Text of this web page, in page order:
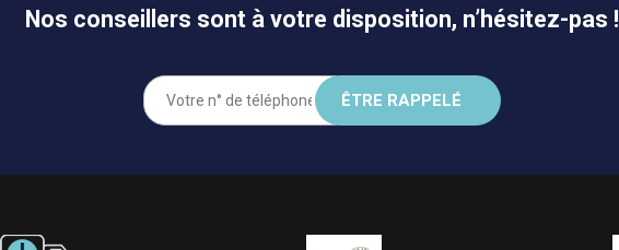
Nos conseillers sont à votre disposition, n’hésitez-pas !